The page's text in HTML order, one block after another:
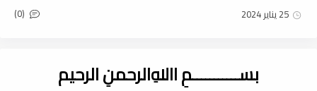
25 يناير 2024 (0)
بســـــــــــمِ اﷲِالرحمنِ الرحيم